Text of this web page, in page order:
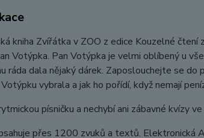
kniha Zvířátka v ZOO z edice Kouzelné
Votýpka. Pan Votýpka je velmi oblíbený u
ráda dala nějaký dárek. Zaposlouchejte se
vybrala a jak ho pořídí, když nemají
písničku a nechybí ani zábavné kvízy
přes 1200 zvuků a textů. Elektronická